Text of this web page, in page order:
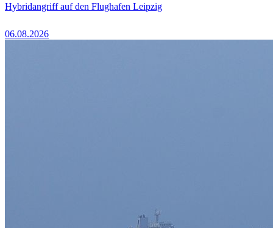
Hybridangriff auf den Flughafen Leipzig
06.08.2026